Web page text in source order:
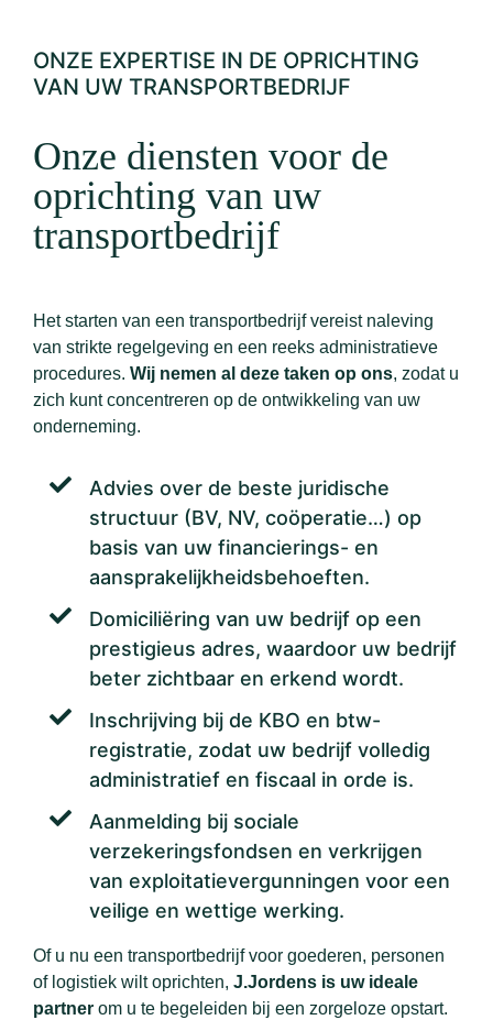
ONZE EXPERTISE IN DE OPRICHTING
VAN UW TRANSPORTBEDRIJF
Onze diensten voor de
oprichting van uw
transportbedrijf
Het starten van een transportbedrijf vereist naleving
van strikte regelgeving en een reeks administratieve
procedures. Wij nemen al deze taken op ons, zodat u
zich kunt concentreren op de ontwikkeling van uw
onderneming.
Advies over de beste juridische
structuur (BV, NV, coöperatie…) op
basis van uw financierings- en
aansprakelijkheidsbehoeften.
Domiciliëring van uw bedrijf op een
prestigieus adres, waardoor uw bedrijf
beter zichtbaar en erkend wordt.
Inschrijving bij de KBO en btw-
registratie, zodat uw bedrijf volledig
administratief en fiscaal in orde is.
Aanmelding bij sociale
verzekeringsfondsen en verkrijgen
van exploitatievergunningen voor een
veilige en wettige werking.
Of u nu een transportbedrijf voor goederen, personen
of logistiek wilt oprichten, J.Jordens is uw ideale
partner om u te begeleiden bij een zorgeloze opstart.